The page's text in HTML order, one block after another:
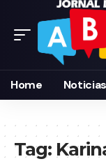
Home Noticias
Tag: